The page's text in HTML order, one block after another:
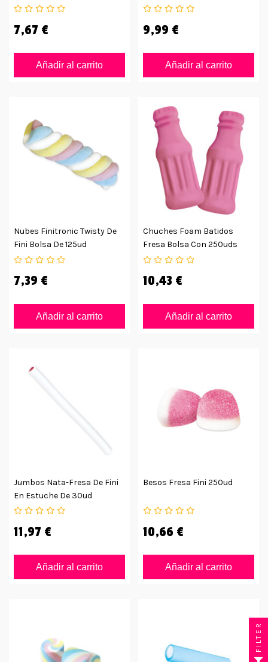
7,67 €
Añadir al carrito
9,99 €
Añadir al carrito
Nubes Finitronic Twisty De
Fini Bolsa De 125ud
7,39 €
Añadir al carrito
Chuches Foam Batidos
Fresa Bolsa Con 250uds
10,43 €
Añadir al carrito
Jumbos Nata-Fresa De Fini
En Estuche De 30ud
11,97 €
Añadir al carrito
Besos Fresa Fini 250ud
10,66 €
Añadir al carrito
FILTER